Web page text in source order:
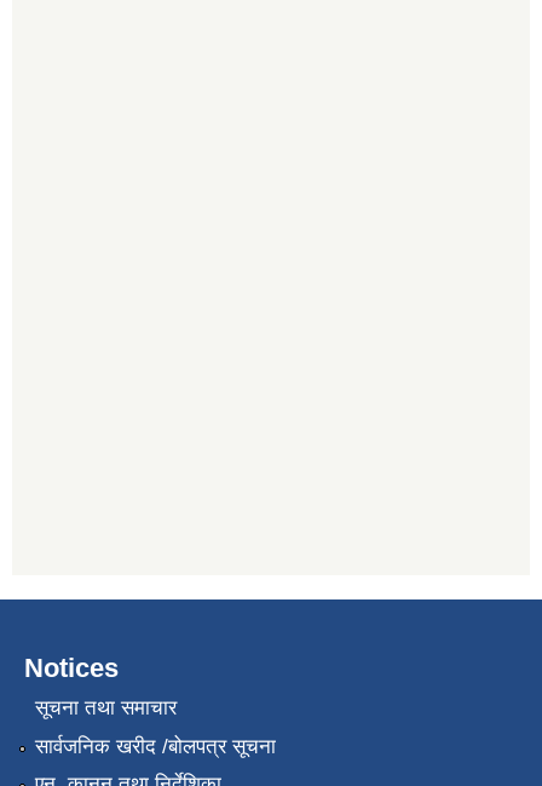
Notices
सूचना तथा समाचार
सार्वजनिक खरीद /बोलपत्र सूचना